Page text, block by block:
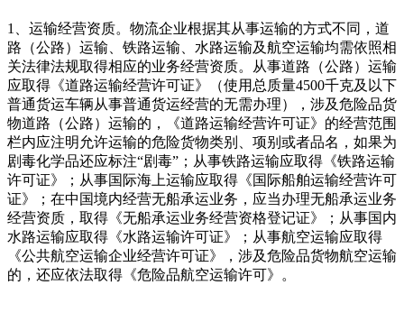
1、运输经营资质。物流企业根据其从事运输的方式不同，道
路（公路）运输、铁路运输、水路运输及航空运输均需依照相
关法律法规取得相应的业务经营资质。从事道路（公路）运输
应取得《道路运输经营许可证》（使用总质量4500千克及以下
普通货运车辆从事普通货运经营的无需办理），涉及危险品货
物道路（公路）运输的，《道路运输经营许可证》的经营范围
栏内应注明允许运输的危险货物类别、项别或者品名，如果为
剧毒化学品还应标注“剧毒”；从事铁路运输应取得《铁路运输
许可证》；从事国际海上运输应取得《国际船舶运输经营许可
证》；在中国境内经营无船承运业务，应当办理无船承运业务
经营资质，取得《无船承运业务经营资格登记证》；从事国内
水路运输应取得《水路运输许可证》；从事航空运输应取得
《公共航空运输企业经营许可证》，涉及危险品货物航空运输
的，还应依法取得《危险品航空运输许可》。